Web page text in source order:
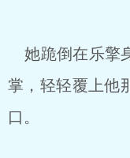
她跪倒在乐擎
掌，轻轻覆上他
口。